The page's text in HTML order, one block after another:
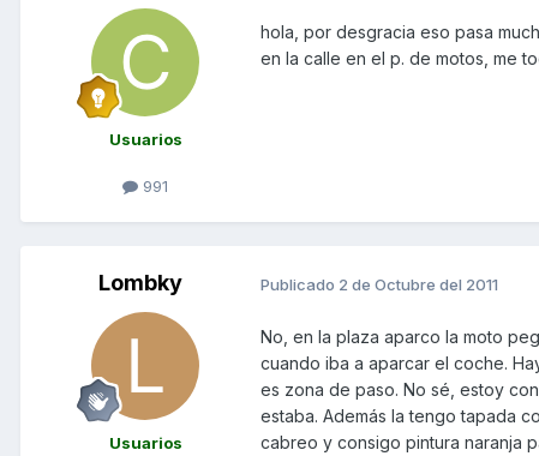
Usuarios
991
hola, por desgracia eso pasa
en la calle en el p. de motos, me
Lombky
Usuarios
Publicado 2 de Octubre del 2011
No, en la plaza aparco la moto
cuando iba a aparcar el coche.
es zona de paso. No sé, estoy
estaba. Además la tengo tapada
cabreo y consigo pintura naranja